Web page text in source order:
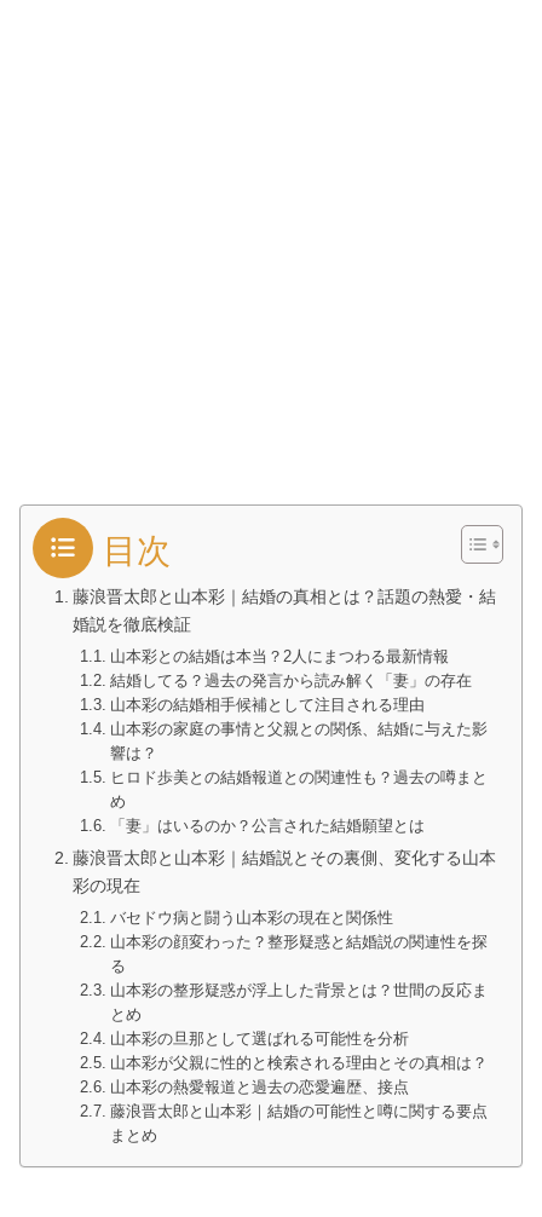
目次
藤浪晋太郎と山本彩｜結婚の真相とは？話題の熱愛・結
婚説を徹底検証
山本彩との結婚は本当？2人にまつわる最新情報
結婚してる？過去の発言から読み解く「妻」の存在
山本彩の結婚相手候補として注目される理由
山本彩の家庭の事情と父親との関係、結婚に与えた影
響は？
ヒロド歩美との結婚報道との関連性も？過去の噂まと
め
「妻」はいるのか？公言された結婚願望とは
藤浪晋太郎と山本彩｜結婚説とその裏側、変化する山本
彩の現在
バセドウ病と闘う山本彩の現在と関係性
山本彩の顔変わった？整形疑惑と結婚説の関連性を探
る
山本彩の整形疑惑が浮上した背景とは？世間の反応ま
とめ
山本彩の旦那として選ばれる可能性を分析
山本彩が父親に性的と検索される理由とその真相は？
山本彩の熱愛報道と過去の恋愛遍歴、接点
藤浪晋太郎と山本彩｜結婚の可能性と噂に関する要点
まとめ